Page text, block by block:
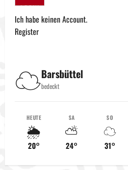
LOGIN
Ich habe keinen Account.
Register
☁️Barsbüttel
bedeckt
HEUTE
🌦️
20°
SA
⛅
24°
SO
☁️
31°